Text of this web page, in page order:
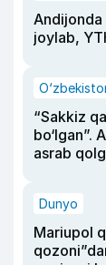
Andijonda
joylab,
“Sakkiz
bo‘lgan”.
asrab
Dunyo
Mariupol